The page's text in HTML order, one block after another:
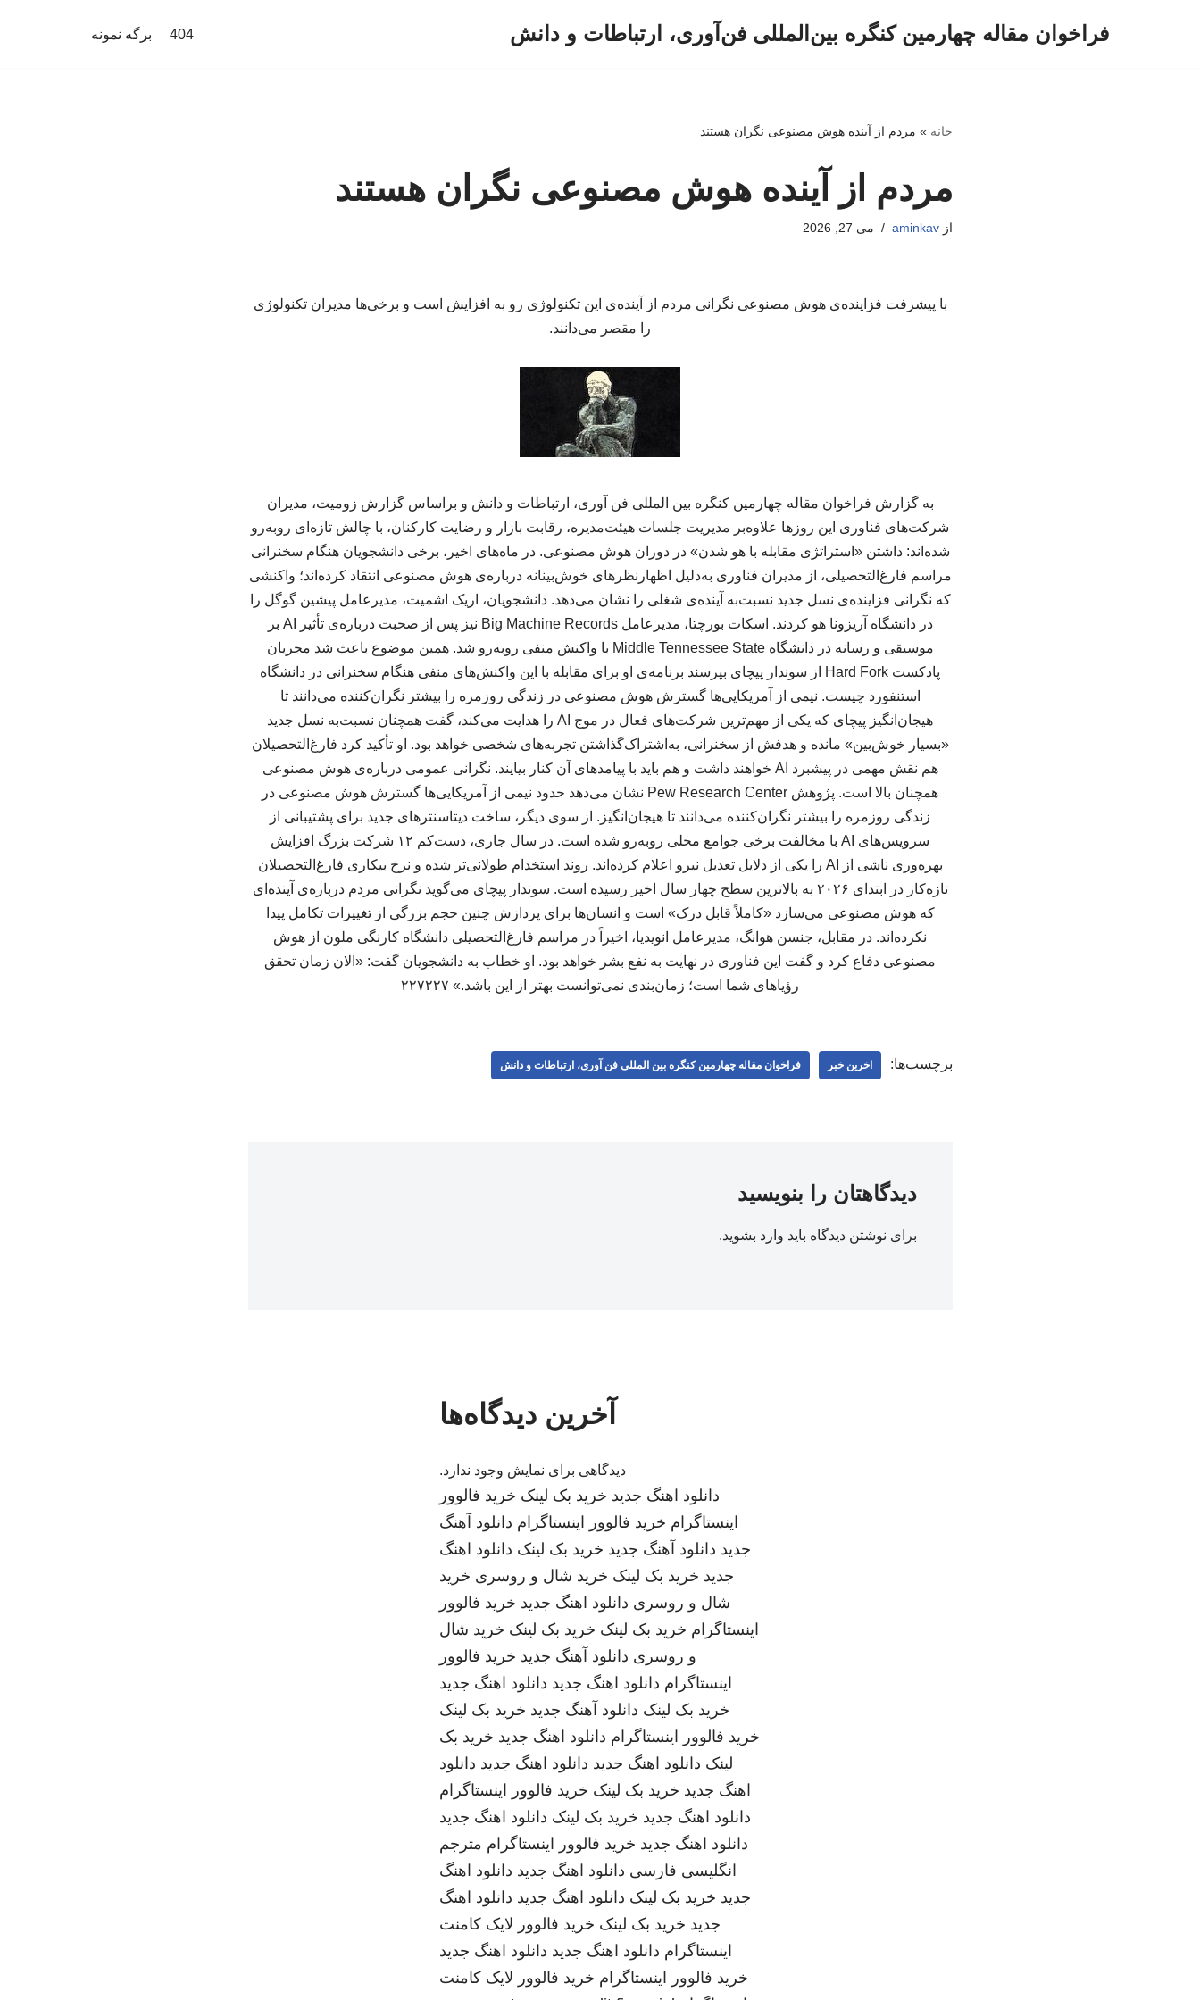
فراخوان مقاله چهارمین کنگره بین‌المللی فن‌آوری، ارتباطات و دانش 404 برگه نمونه
خانه » مردم از آینده هوش مصنوعی نگران هستند
مردم از آینده هوش مصنوعی نگران هستند
ازaminkav می 27, 2026
با پیشرفت فزاینده‌ی هوش مصنوعی نگرانی مردم از آینده‌ی این تکنولوژی رو به افزایش است و برخی‌ها مدیران تکنولوژی
را مقصر می‌دانند.
به گزارش فراخوان مقاله چهارمین کنگره بین المللی فن آوری، ارتباطات و دانش و براساس گزارش زومیت، مدیران
شرکت‌های فناوری این روزها علاوه‌بر مدیریت جلسات هیئت‌مدیره، رقابت بازار و رضایت کارکنان، با چالش تازه‌ای روبه‌رو
شده‌اند: داشتن «استراتژی مقابله با هو شدن» در دوران هوش مصنوعی. در ماه‌های اخیر، برخی دانشجویان هنگام سخنرانی
مراسم فارغ‌التحصیلی، از مدیران فناوری به‌دلیل اظهارنظرهای خوش‌بینانه درباره‌ی هوش مصنوعی انتقاد کرده‌اند؛ واکنشی
که نگرانی فزاینده‌ی نسل جدید نسبت‌به آینده‌ی شغلی را نشان می‌دهد. دانشجویان، اریک اشمیت، مدیرعامل پیشین گوگل را
در دانشگاه آریزونا هو کردند. ‌اسکات بورچتا، مدیرعامل ‌Big Machine Records نیز پس از صحبت درباره‌ی تأثیر AI بر
موسیقی و رسانه در دانشگاه Middle Tennessee State با واکنش منفی روبه‌رو شد. همین موضوع باعث شد مجریان
پادکست ‌Hard Fork از سوندار پیچای بپرسند برنامه‌ی او برای مقابله با این واکنش‌های منفی هنگام سخنرانی در دانشگاه
استنفورد چیست. نیمی از آمریکایی‌ها گسترش هوش مصنوعی در زندگی روزمره را بیشتر نگران‌کننده می‌دانند تا
هیجان‌انگیز پیچای که یکی از مهم‌ترین شرکت‌های فعال در موج AI را هدایت می‌کند، گفت همچنان نسبت‌به نسل جدید
«بسیار خوش‌بین» مانده و هدفش از سخنرانی، به‌اشتراک‌گذاشتن تجربه‌های شخصی خواهد بود. او تأکید کرد فارغ‌التحصیلان
هم نقش مهمی در پیشبرد AI خواهند داشت و هم باید با پیامدهای آن کنار بیایند. نگرانی عمومی درباره‌ی هوش مصنوعی
همچنان بالا است. پژوهش ‌Pew Research Center نشان می‌دهد حدود نیمی از آمریکایی‌ها گسترش هوش مصنوعی در
زندگی روزمره را بیشتر نگران‌کننده می‌دانند تا هیجان‌انگیز. از سوی دیگر، ساخت دیتاسنترهای جدید برای پشتیبانی از
سرویس‌های AI با مخالفت برخی جوامع محلی روبه‌رو شده است. در سال جاری، دست‌کم ۱۲ شرکت بزرگ افزایش
بهره‌وری ناشی از AI را یکی از دلایل تعدیل نیرو اعلام کرده‌اند. روند استخدام طولانی‌تر شده و نرخ بیکاری فارغ‌التحصیلان
تازه‌کار در ابتدای ۲۰۲۶ به بالاترین سطح چهار سال اخیر رسیده است. سوندار پیچای می‌گوید نگرانی مردم درباره‌ی آینده‌ای
که هوش مصنوعی می‌سازد «کاملاً قابل درک» است و انسان‌ها برای پردازش چنین حجم بزرگی از تغییرات تکامل پیدا
نکرده‌اند. در مقابل، جنسن هوانگ، مدیرعامل انویدیا، اخیراً در مراسم فارغ‌التحصیلی دانشگاه ‌کارنگی ملون از هوش
مصنوعی دفاع کرد و گفت این فناوری در نهایت به نفع بشر خواهد بود. او خطاب به دانشجویان گفت: «الان زمان تحقق
رؤیاهای شما است؛ زمان‌بندی نمی‌توانست بهتر از این باشد.» ۲۲۷۲۲۷
برچسب‌ها: اخرین خبر فراخوان مقاله چهارمین کنگره بین المللی فن آوری، ارتباطات و دانش
دیدگاهتان را بنویسید
برای نوشتن دیدگاه باید وارد بشوید.
آخرین دیدگاه‌ها
دیدگاهی برای نمایش وجود ندارد.
دانلود اهنگ جدید خرید بک لینک خرید فالوور
اینستاگرام خرید فالوور اینستاگرام دانلود آهنگ
جدید دانلود آهنگ جدید خرید بک لینک دانلود اهنگ
جدید خرید بک لینک خرید شال و روسری خرید
شال و روسری دانلود اهنگ جدید خرید فالوور
اینستاگرام خرید بک لینک خرید بک لینک خرید شال
و روسری دانلود آهنگ جدید خرید فالوور
اینستاگرام دانلود اهنگ جدید دانلود اهنگ جدید
خرید بک لینک دانلود آهنگ جدید خرید بک لینک
خرید فالوور اینستاگرام دانلود اهنگ جدید خرید بک
لینک دانلود اهنگ جدید دانلود اهنگ جدید دانلود
اهنگ جدید خرید بک لینک خرید فالوور اینستاگرام
دانلود اهنگ جدید خرید بک لینک دانلود اهنگ جدید
دانلود اهنگ جدید خرید فالوور اینستاگرام مترجم
انگلیسی فارسی دانلود اهنگ جدید دانلود اهنگ
جدید خرید بک لینک دانلود اهنگ جدید دانلود اهنگ
جدید خرید بک لینک خرید فالوور لایک کامنت
اینستاگرام دانلود اهنگ جدید دانلود اهنگ جدید
خرید فالوور اینستاگرام خرید فالوور لایک کامنت